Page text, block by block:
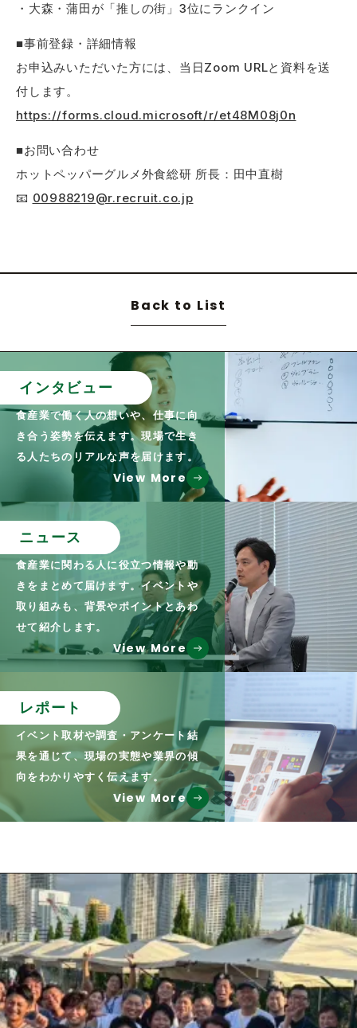
・大森・蒲田が「推しの街」3位にランクイン
■事前登録・詳細情報
お申込みいただいた方には、当日Zoom URLと資料を送
付します。
https://forms.cloud.microsoft/r/et48M08j0n
■お問い合わせ
ホットペッパーグルメ外食総研 所長：田中直樹
📧 00988219@r.recruit.co.jp
Back to List
インタビュー
食産業で働く人の想いや、仕事に向
き合う姿勢を伝えます。現場で生き
る人たちのリアルな声を届けます。
View More
ニュース
食産業に関わる人に役立つ情報や動
きをまとめて届けます。イベントや
取り組みも、背景やポイントとあわ
せて紹介します。
View More
レポート
イベント取材や調査・アンケート結
果を通じて、現場の実態や業界の傾
向をわかりやすく伝えます。
View More